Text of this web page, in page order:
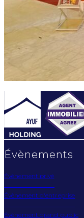
Évènements
Évènement privé
Évènement d'entreprise
Évènement grand public